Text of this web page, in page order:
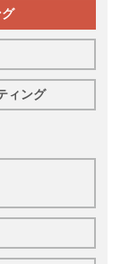
ィング